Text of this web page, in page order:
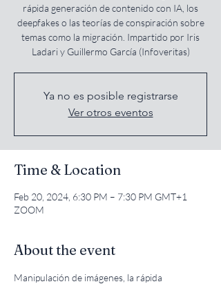
rápida generación de contenido con IA, los
deepfakes o las teorías de conspiración sobre
temas como la migración. Impartido por Iris
Ladari y Guillermo García (Infoveritas)
Ya no es posible registrarse
Ver otros eventos
Time & Location
Feb 20, 2024, 6:30 PM – 7:30 PM GMT+1
ZOOM
About the event
Manipulación de imágenes, la rápida